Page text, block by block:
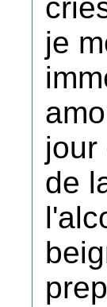
je
jour
de